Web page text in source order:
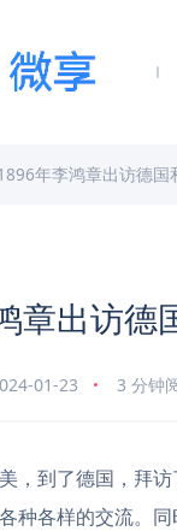
年李鸿章出访德国
章出访德
01-23 3 分钟
，到了德国，拜
种各样的交流。